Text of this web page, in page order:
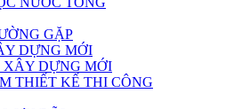
GẶP
DỰNG MỚI
XÂY DỰNG MỚI
THIẾT KẾ THI CÔNG